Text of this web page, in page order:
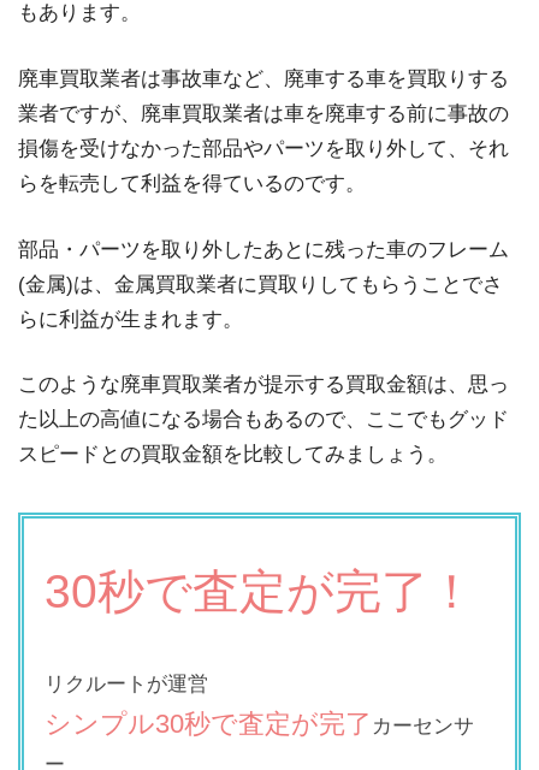
もあります。
廃車買取業者は事故車など、廃車する車を買取りする
業者ですが、廃車買取業者は車を廃車する前に事故の
損傷を受けなかった部品やパーツを取り外して、それ
らを転売して利益を得ているのです。
部品・パーツを取り外したあとに残った車のフレーム
(金属)は、金属買取業者に買取りしてもらうことでさ
らに利益が生まれます。
このような廃車買取業者が提示する買取金額は、思っ
た以上の高値になる場合もあるので、ここでもグッド
スピードとの買取金額を比較してみましょう。
30秒で査定が完了！
リクルートが運営
シンプル30秒で査定が完了 カーセンサ
ー